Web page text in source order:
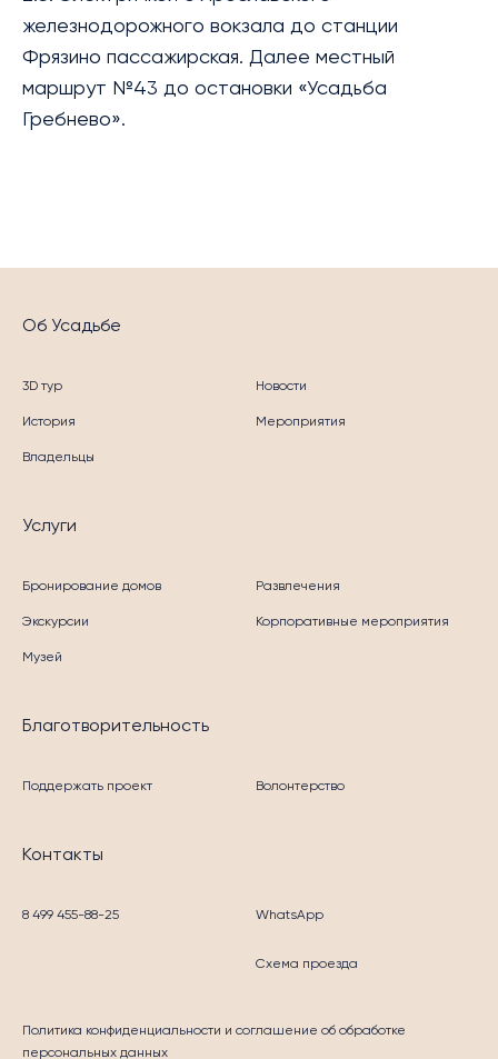
железнодорожного вокзала до станции
Фрязино пассажирская. Далее местный
маршрут №43 до остановки «Усадьба
Гребнево».
Об Усадьбе
3D тур
История
Владельцы
Новости
Мероприятия
Услуги
Бронирование домов
Экскурсии
Музей
Развлечения
Корпоративные мероприятия
Благотворительность
Поддержать проект Волонтерство
Контакты
8 499 455-88-25 WhatsApp
Схема проезда
Политика конфиденциальности и соглашение об обработке
персональных данных